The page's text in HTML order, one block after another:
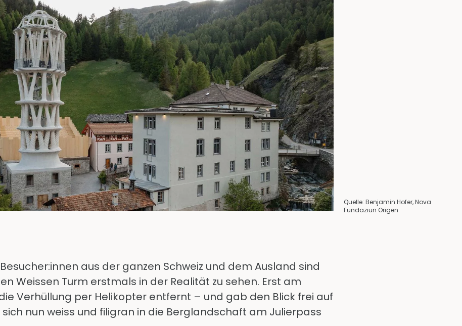
Quelle: Benjamin Hofer, Nova
Fundaziun Origen
aus der ganzen Schweiz und dem Ausland sind
Weissen Turm erstmals in der Realität zu sehen. Erst am
Verhüllung per Helikopter entfernt – und gab den Blick frei auf
nun weiss und filigran in die Berglandschaft am Julierpass